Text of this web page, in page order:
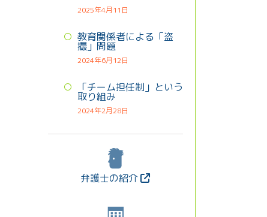
2025年4月11日
教育関係者による「盗
撮」問題
2024年6月12日
「チーム担任制」という
取り組み
2024年2月28日
弁護士の紹介